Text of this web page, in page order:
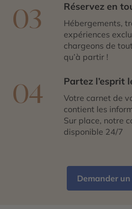
03 Réservez en
Hébergements,
expériences
chargeons de
qu’à partir !
04 Partez l’esprit
Votre carnet de
contient les
Sur place, notre
disponible 24/7
Demander